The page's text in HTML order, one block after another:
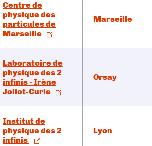
Centre de
physique des
particules de
Marseille
Marseille
Laboratoire de
physique des 2
infinis - Irène
Joliot-Curie
Orsay
Institut de
physique des 2
infinis
Lyon